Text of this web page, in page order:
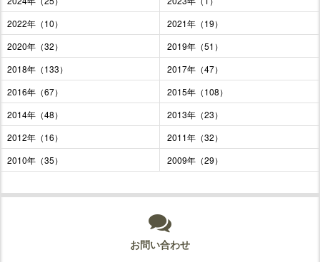
2022年（10）
2021年（19）
2020年（32）
2019年（51）
2018年（133）
2017年（47）
2016年（67）
2015年（108）
2014年（48）
2013年（23）
2012年（16）
2011年（32）
2010年（35）
2009年（29）
お問い合わせ